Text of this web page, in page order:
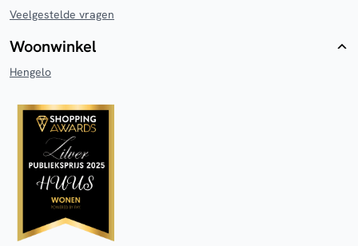
Veelgestelde vragen
Woonwinkel
Hengelo